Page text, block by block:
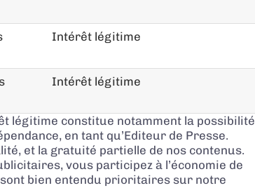
Intérêt légitime
Intérêt légitime
légitime constitue notamment la possibilité
en tant qu’Editeur de Presse.
et la gratuité partielle de nos contenus.
vous participez à l’économie de
bien entendu prioritaires sur notre